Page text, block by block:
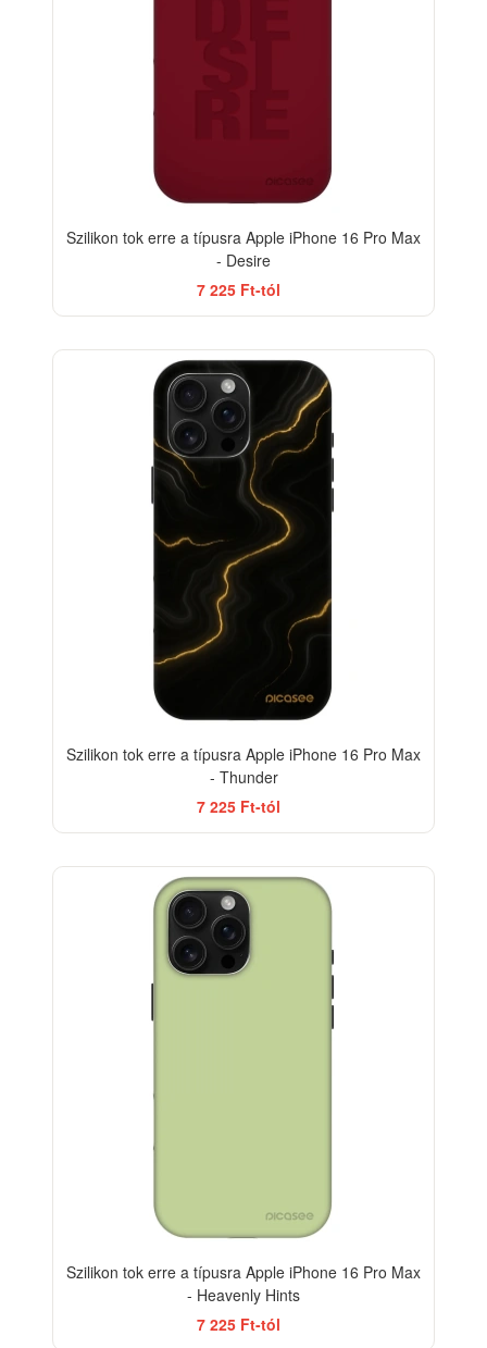
Szilikon tok erre a típusra Apple iPhone 16 Pro Max
- Desire
7 225 Ft-tól
Szilikon tok erre a típusra Apple iPhone 16 Pro Max
- Thunder
7 225 Ft-tól
Szilikon tok erre a típusra Apple iPhone 16 Pro Max
- Heavenly Hints
7 225 Ft-tól